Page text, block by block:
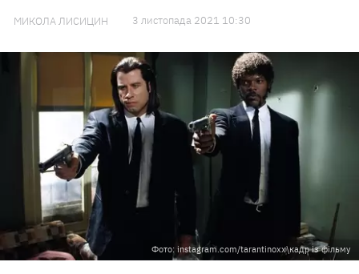
МИКОЛА ЛИСИЦИН 3 листопада 2021 10:30
Фото: instagram.com/tarantinoxx\кадр із фільму